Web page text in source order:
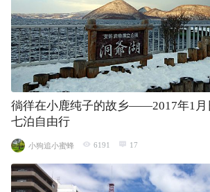
徜徉在小鹿纯子的故乡——2017年1月
七泊自由行
小狗追小蜜蜂 6191 17